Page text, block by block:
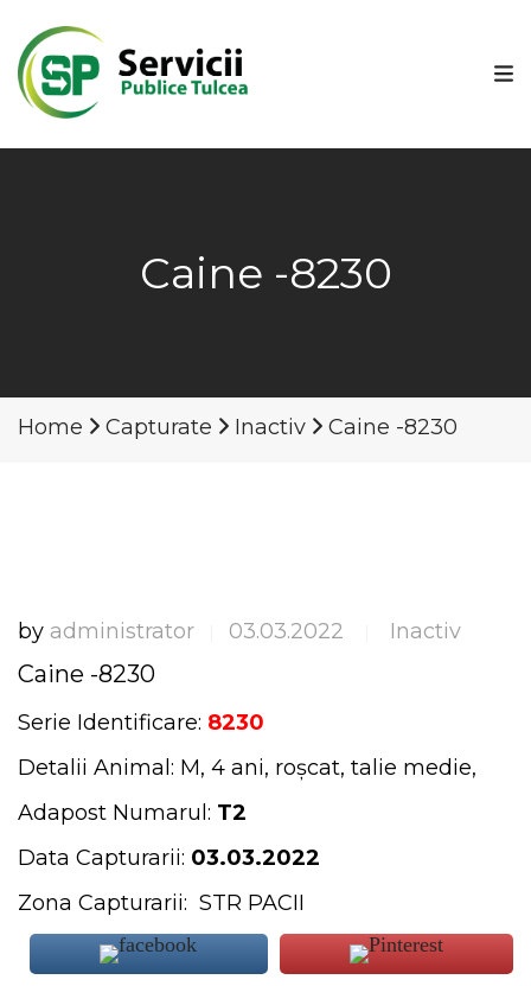
Caine -8230
Home Capturate Inactiv Caine -8230
by administrator 03.03.2022 Inactiv
Caine -8230
Serie Identificare: 8230
Detalii Animal: M, 4 ani, roșcat, talie medie,
Adapost Numarul: T2
Data Capturarii: 03.03.2022
Zona Capturarii: STR PACII